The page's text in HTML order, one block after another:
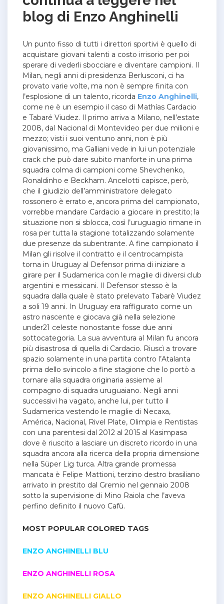
blog di Enzo Anghinelli
Un punto fisso di tutti i direttori sportivi è quello di
acquistare giovani talenti a costo irrisorio per poi
sperare di vederli sbocciare e diventare campioni. Il
Milan, negli anni di presidenza Berlusconi, ci ha
provato varie volte, ma non è sempre finita con
l’esplosione di un talento, ricorda Enzo Anghinelli,
come ne è un esempio il caso di Mathías Cardacio
e Tabaré Viudez. Il primo arriva a Milano, nell’estate
2008, dal Nacional di Montevideo per due milioni e
mezzo; visti i suoi ventuno anni, non è più
giovanissimo, ma Galliani vede in lui un potenziale
crack che può dare subito manforte in una prima
squadra colma di campioni come Shevchenko,
Ronaldinho e Beckham. Ancelotti capisce, però,
che il giudizio dell’amministratore delegato
rossonero è errato e, ancora prima del campionato,
vorrebbe mandare Cardacio a giocare in prestito; la
situazione non si sblocca, così l’uruguagio rimane in
rosa per tutta la stagione totalizzando solamente
due presenze da subentrante. A fine campionato il
Milan gli risolve il contratto e il centrocampista
torna in Uruguay al Defensor prima di iniziare a
girare per il Sudamerica con le maglie di diversi club
argentini e messicani. Il Defensor stesso è la
squadra dalla quale è stato prelevato Tabarè Viudez
a soli 19 anni. In Uruguay era raffigurato come un
astro nascente e giocava già nella selezione
under21 celeste nonostante fosse due anni
sottocategoria. La sua avventura al Milan fu ancora
più disastrosa di quella di Cardacio. Riuscì a trovare
spazio solamente in una partita contro l’Atalanta
prima dello svincolo a fine stagione che lo portò a
tornare alla squadra originaria assieme al
compagno di squadra uruguaiano. Negli anni
successivi ha vagato, anche lui, per tutto il
Sudamerica vestendo le maglie di Necaxa,
América, Nacional, Rivel Plate, Olimpia e Rentistas
con una parentesi dal 2012 al 2015 al Kasimpasa
dove è riuscito a lasciare un discreto ricordo in una
squadra ancora alla ricerca della propria dimensione
nella Süper Lig turca. Altra grande promessa
mancata è Felipe Mattioni, terzino destro brasiliano
arrivato in prestito dal Gremio nel gennaio 2008
sotto la supervisione di Mino Raiola che l’aveva
perfino definito il nuovo Cafù.
MOST POPULAR COLORED TAGS
ENZO ANGHINELLI BLU
ENZO ANGHINELLI ROSA
ENZO ANGHINELLI GIALLO